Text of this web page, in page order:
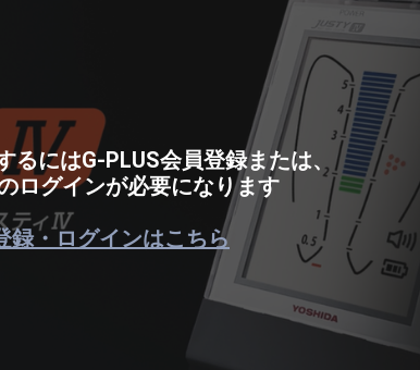
るにはG-PLUS会員登録または、
ログインが必要になります
録・ログインはこちら